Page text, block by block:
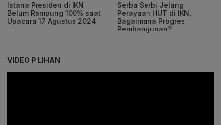
Istana Presiden di IKN
Belum Rampung 100% saat
Upacara 17 Agustus 2024
Serba Serbi Jelang
Perayaan HUT di IKN,
Bagaimana Progres
Pembangunan?
VIDEO PILIHAN